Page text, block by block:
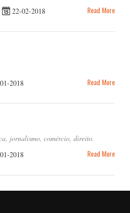
22-02-2018 Read More
2018 Read More
jornalismo, comércio, direito.
2018 Read More